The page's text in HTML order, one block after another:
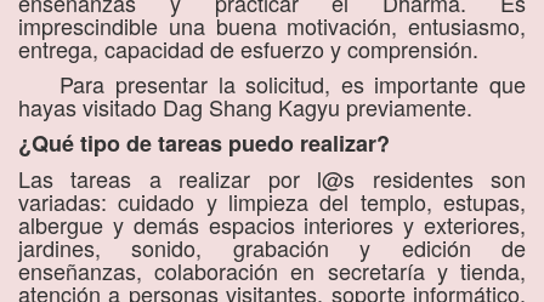
imprescindible una buena motivación, entusiasmo,
entrega, capacidad de esfuerzo y comprensión.
Para presentar la solicitud, es importante que
hayas visitado Dag Shang Kagyu previamente.
¿Qué tipo de tareas puedo realizar?
Las tareas a realizar por l@s residentes son
variadas: cuidado y limpieza del templo, estupas,
albergue y demás espacios interiores y exteriores,
jardines, sonido, grabación y edición de
enseñanzas, colaboración en secretaría y tienda,
atención a personas visitantes, soporte informático,